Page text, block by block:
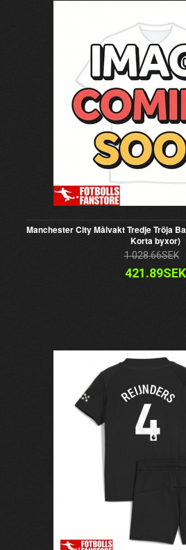
Manchester City Målvakt Tredje Tröja
Korta byxor)
1 028.66SEK
421.89SEK